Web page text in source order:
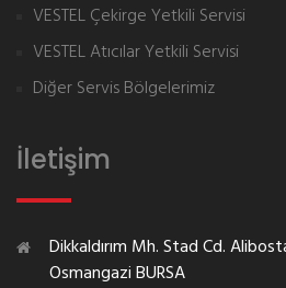
VESTEL Çekirge Yetkili Servisi
VESTEL Atıcılar Yetkili Servisi
Diğer Servis Bölgelerimiz
İletişim
Dikkaldırım Mh. Stad Cd.
Osmangazi BURSA